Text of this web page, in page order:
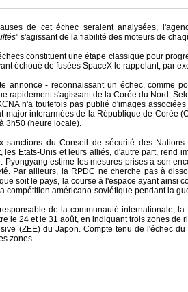
de cet échec seraient analysées,
" s'agissant de la fiabilité des moteurs de
constituent une étape classique pour
échoué de fusées SpaceX le rappelant, par
annonce - reconnaissant un échec, comme
rapidement s'agissant de la Corée du Nord.
n'a toutefois pas publié d'images
major interarmées de la République de Corée
3h50 (heure locale).
sanctions du Conseil de sécurité des
les Etats-Unis et leurs alliés, d'autre part, rend
Pyongyang estime les mesures prises à son
Par ailleurs, la RPDC ne cherche pas à
soit le pays, la course à l'espace ayant ainsi
compétition américano-soviétique pendant la
de la communauté internationale,
le 24 et le 31 août, en indiquant trois zones de
(ZEE) du Japon. Compte tenu de l'échec
zones.